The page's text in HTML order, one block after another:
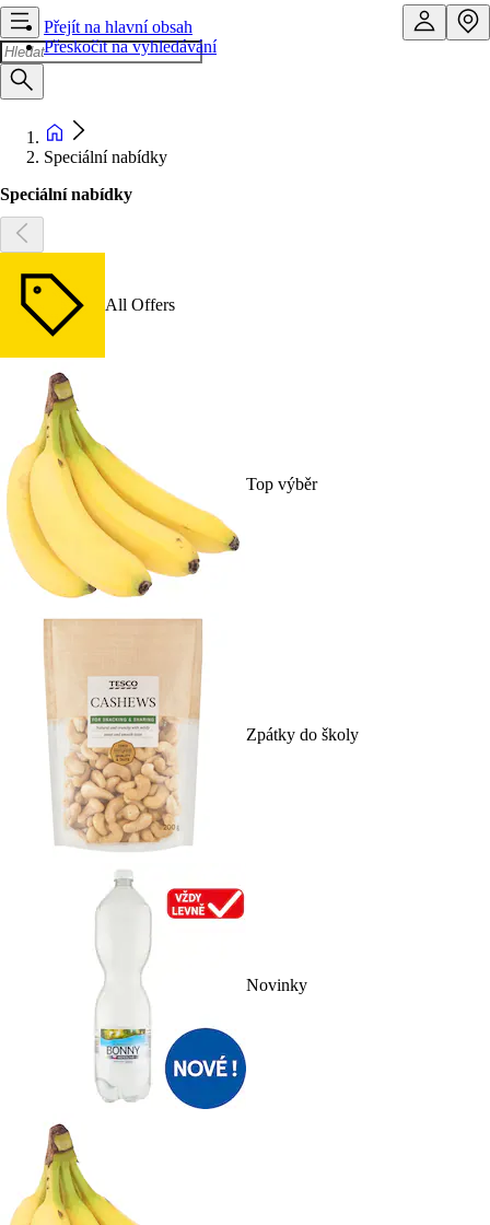
Přejít na hlavní obsah
Přeskočit na vyhledávání
Speciální nabídky
Speciální nabídky
All Offers
Top výběr
Zpátky do školy
Novinky